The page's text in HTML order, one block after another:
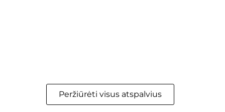
Peržiūrėti visus atspalvius